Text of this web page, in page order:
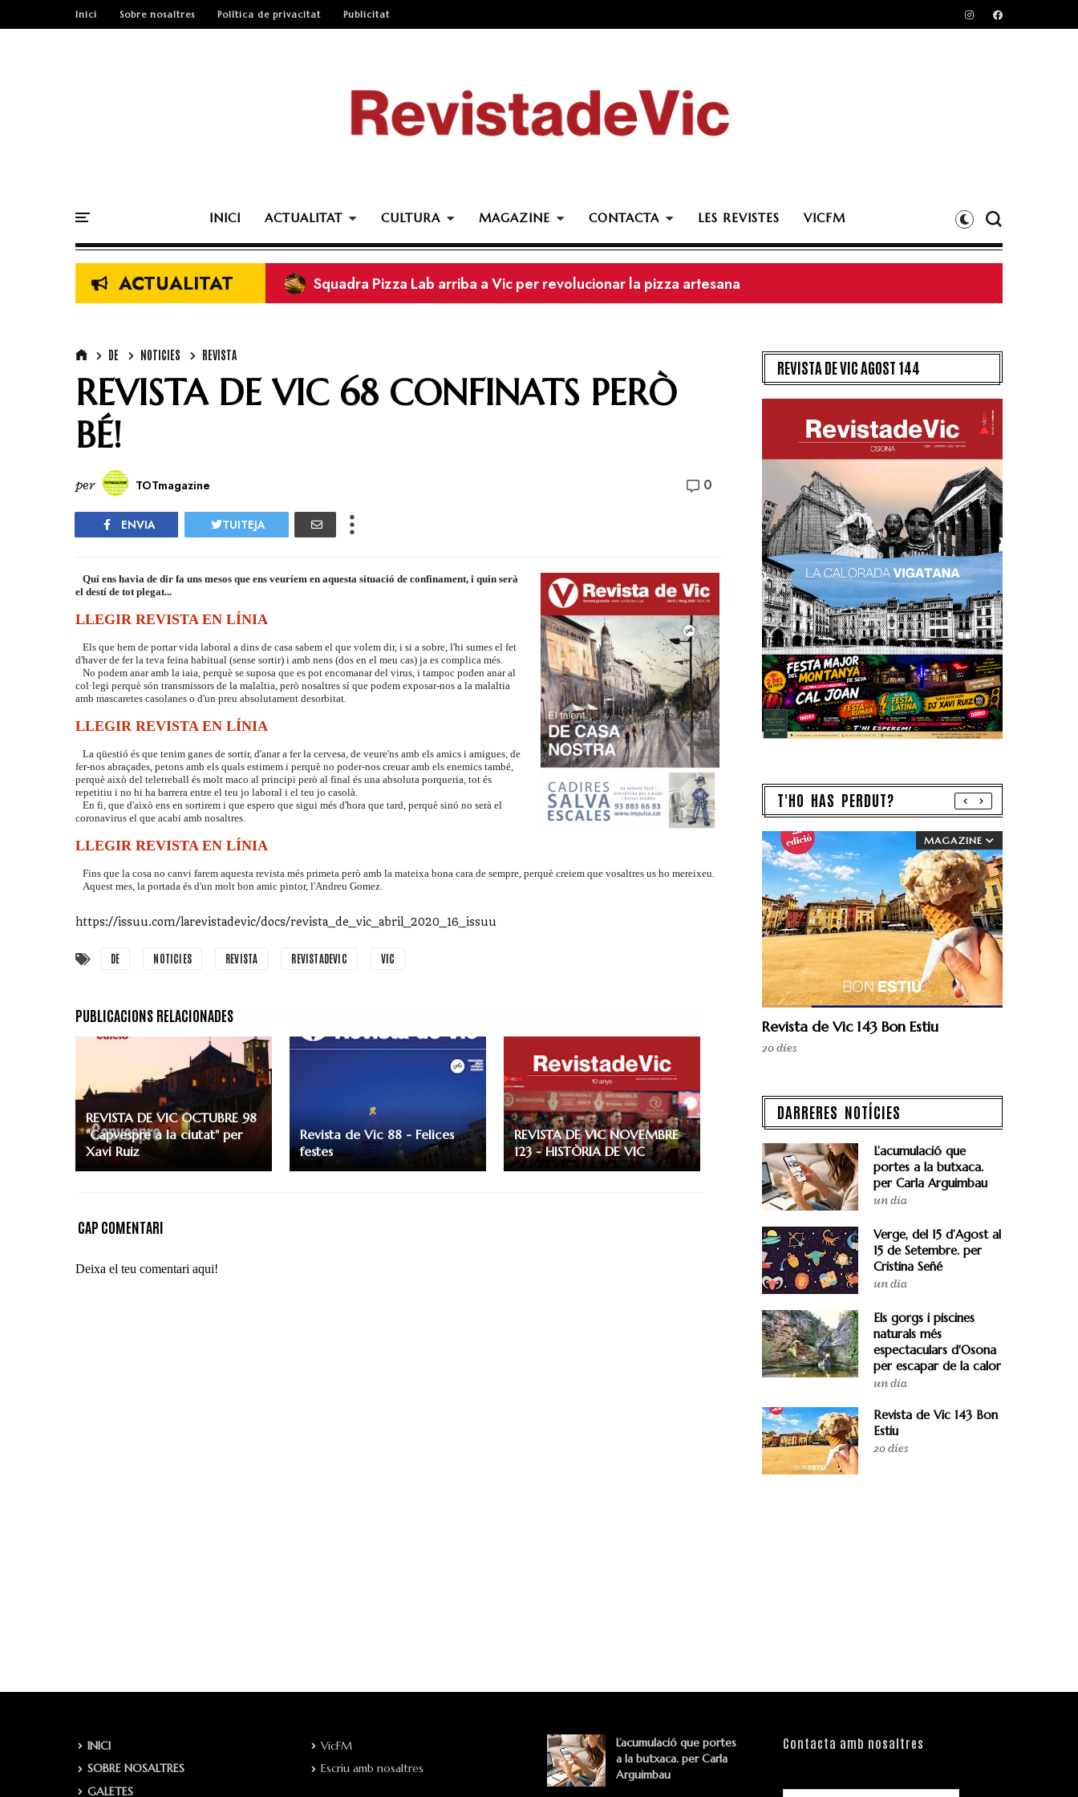
Inici Sobre nosaltres Política de privacitat Publicitat
INICI ACTUALITAT CULTURA MAGAZINE CONTACTA LES REVISTES VICFM
ACTUALITAT Squadra Pizza Lab arriba a Vic per revolucionar la pizza artesana
DE NOTICIES REVISTA
REVISTA DE VIC 68 CONFINATS PERÒ
BÉ!
per TOTmagazine 0
ENVIA TUITEJA
Qui ens havia de dir fa uns mesos que ens veuríem en aquesta situació de confinament, i quin serà
el destí de tot plegat...
LLEGIR REVISTA EN LÍNIA
Els que hem de portar vida laboral a dins de casa sabem el que volem dir, i si a sobre, l'hi sumes el fet
d'haver de fer la teva feina habitual (sense sortir) i amb nens (dos en el meu cas) ja es complica més.
No podem anar amb la iaia, perquè se suposa que es pot encomanar del virus, i tampoc poden anar al
col·legi perquè són transmissors de la malaltia, però nosaltres sí que podem exposar-nos a la malaltia
amb mascaretes casolanes o d'un preu absolutament desorbitat.
LLEGIR REVISTA EN LÍNIA
La qüestió és que tenim ganes de sortir, d'anar a fer la cervesa, de veure'ns amb els amics i amigues, de
fer-nos abraçades, petons amb els quals estimem i perquè no poder-nos creuar amb els enemics també,
perquè això del teletreball és molt maco al principi però al final és una absoluta porqueria, tot és
repetitiu i no hi ha barrera entre el teu jo laboral i el teu jo casolà.
En fi, que d'això ens en sortirem i que espero que sigui més d'hora que tard, perquè sinó no serà el
coronavirus el que acabi amb nosaltres.
LLEGIR REVISTA EN LÍNIA
Fins que la cosa no canvi farem aquesta revista més primeta però amb la mateixa bona cara de sempre, perquè creiem que vosaltres us ho mereixeu.
Aquest mes, la portada és d'un molt bon amic pintor, l'Andreu Gomez.
https://issuu.com/larevistadevic/docs/revista_de_vic_abril_2020_16_issuu
DE NOTICIES REVISTA REVISTADEVIC VIC
REVISTA DE VIC OCTUBRE 98
"Capvespre a la ciutat" per
Xavi Ruiz
Revista de Vic 88 - Felices
festes
REVISTA DE VIC NOVEMBRE
123 - HISTÒRIA DE VIC
CAP COMENTARI
Deixa el teu comentari aqui!
REVISTA DE VIC AGOST 144
T'HO HAS PERDUT?
MAGAZINE
Revista de Vic 143 Bon Estiu
20 dies
DARRERES NOTÍCIES
L’acumulació que
portes a la butxaca.
per Carla Arguimbau
un dia
Verge, del 15 d’Agost al
15 de Setembre. per
Cristina Señé
un dia
Els gorgs i piscines
naturals més
espectaculars d'Osona
per escapar de la calor
un dia
Revista de Vic 143 Bon
Estiu
20 dies
INICI
SOBRE NOSALTRES
GALETES
VicFM
Escriu amb nosaltres
L’acumulació que portes
a la butxaca. per Carla
Arguimbau
Contacta amb nosaltres